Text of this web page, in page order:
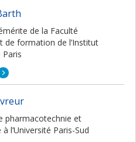
de la Faculté
de formation de l’Institut
pharmacotechnie et
l’Université Paris-Sud